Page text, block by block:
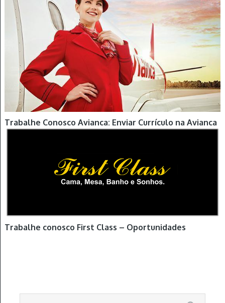
Trabalhe Conosco Avianca: Enviar Currículo na Avianca
Trabalhe conosco First Class – Oportunidades